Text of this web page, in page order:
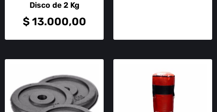
Disco de 2 Kg
$13.000,00